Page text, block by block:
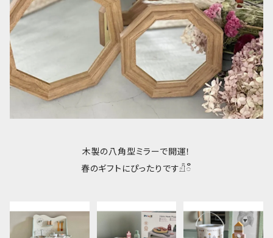
木製の八角型ミラーで開運！
春のギフトにぴったりです𓀯៓